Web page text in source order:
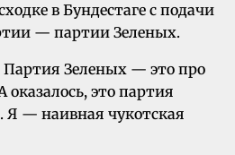
в Бундестаге с подачи
— партии Зеленых.
Зеленых — это про
это партия
— наивная чукотская